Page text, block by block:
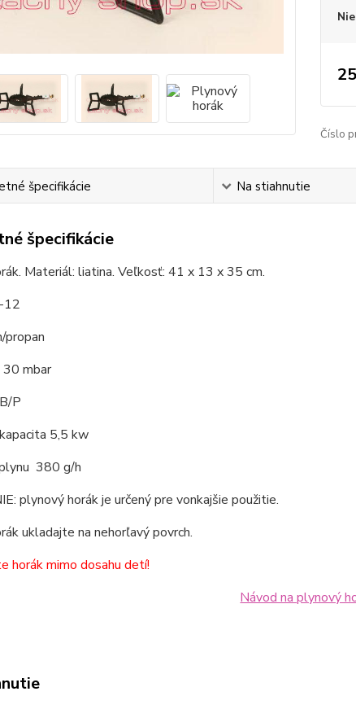
Číslo
špecifikácie Na stiahnutie
špecifikácie
Materiál: liatina. Veľkosť: 41 x 13 x 35 cm.
12
propan
mbar
P
5,5 kw
380 g/h
plynový horák je určený pre vonkajšie použitie.
ukladajte na nehorľavý povrch.
horák mimo dosahu detí!
Návod na plynový